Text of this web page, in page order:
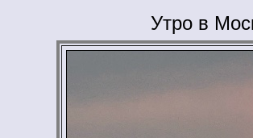
Утро в